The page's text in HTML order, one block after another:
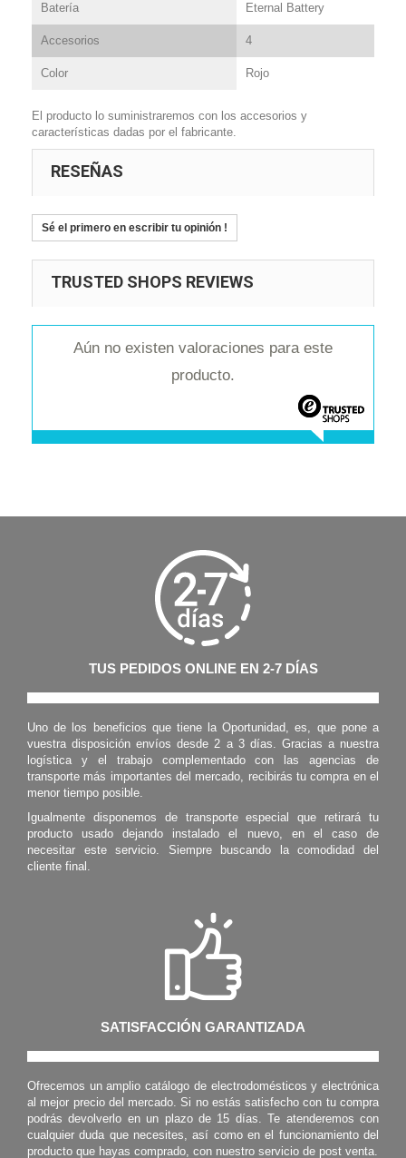
Batería Eternal Battery
Accesorios 4
Color Rojo
El producto lo suministraremos con los accesorios y
características dadas por el fabricante.
RESEÑAS
Sé el primero en escribir tu opinión !
TRUSTED SHOPS REVIEWS
Aún no existen valoraciones para este
producto.
TUS PEDIDOS ONLINE EN 2-7 DÍAS
Uno de los beneficios que tiene la Oportunidad, es, que pone a
vuestra disposición envíos desde 2 a 3 días. Gracias a nuestra
logística y el trabajo complementado con las agencias de
transporte más importantes del mercado, recibirás tu compra en el
menor tiempo posible.
Igualmente disponemos de transporte especial que retirará tu
producto usado dejando instalado el nuevo, en el caso de
necesitar este servicio. Siempre buscando la comodidad del
cliente final.
SATISFACCIÓN GARANTIZADA
Ofrecemos un amplio catálogo de electrodomésticos y electrónica
al mejor precio del mercado. Si no estás satisfecho con tu compra
podrás devolverlo en un plazo de 15 días. Te atenderemos con
cualquier duda que necesites, así como en el funcionamiento del
producto que hayas comprado, con nuestro servicio de post venta.